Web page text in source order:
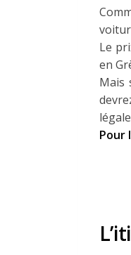
Le
en
Mais
Pour